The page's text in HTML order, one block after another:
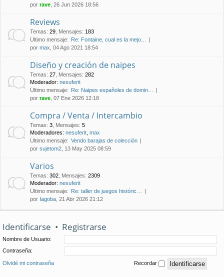
por rave , 26 Jun 2026 18:56
Reviews
Temas: 29 Mensajes: 183
Último mensaje: Re: Fontaine, cual es la mejo…
por max , 04 Ago 2021 18:54
Diseño y creación de naipes
Temas: 27 Mensajes: 282
Moderador: nesuferit
Último mensaje: Re: Naipes españoles de domin…
por rave , 07 Ene 2026 12:18
Compra / Venta / Intercambio
Temas: 3 Mensajes: 5
Moderadores: nesuferit max
Último mensaje: Vendo barajas de colección
por sujetom2 , 13 May 2025 08:59
Varios
Temas: 302 Mensajes: 2309
Moderador: nesuferit
Último mensaje: Re: taller de juegos históric…
por Iagoba , 21 Abr 2026 21:12
Identificarse • Registrarse
Nombre de Usuario:
Contraseña:
Olvidé mi contraseña Recordar